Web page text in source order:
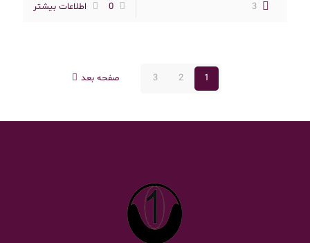
3
0 اطلاعات بیشتر
1
2
3 صفحه بعد